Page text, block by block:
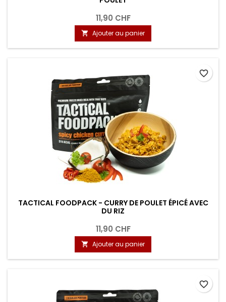
11,90 CHF
 Ajouter au panier
TACTICAL FOODPACK - CURRY DE POULET ÉPICÉ AVEC
DU RIZ
11,90 CHF
 Ajouter au panier
favorite_border
favorite_border